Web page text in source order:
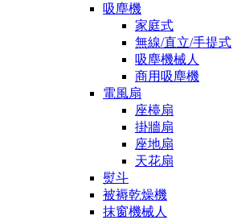
吸塵機
家庭式
無線/直立/手提式
吸塵機械人
商用吸塵機
電風扇
座檯扇
掛牆扇
座地扇
天花扇
熨斗
被褥乾燥機
抹窗機械人